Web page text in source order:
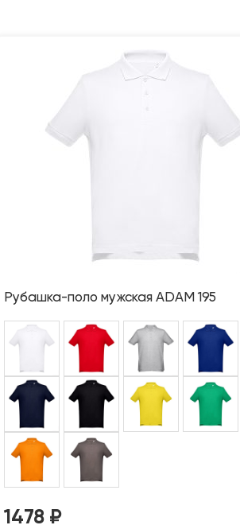
Рубашка-поло мужская ADAM 195
1478 ₽